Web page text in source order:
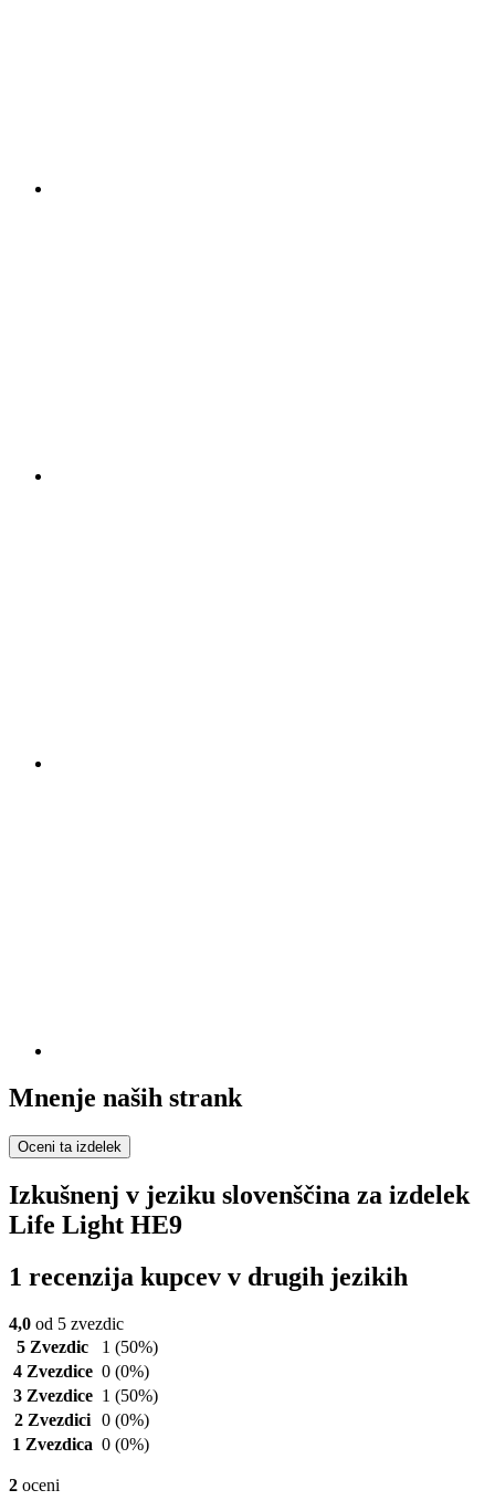
Mnenje naših strank
Oceni ta izdelek
Izkušnenj v jeziku slovenščina za izdelek
Life Light HE9
1 recenzija kupcev v drugih jezikih
4,0 od 5 zvezdic
5 Zvezdic
1 (50%)
4 Zvezdice 0 (0%)
3 Zvezdice 1 (50%)
2 Zvezdici 0 (0%)
1 Zvezdica 0 (0%)
2 oceni